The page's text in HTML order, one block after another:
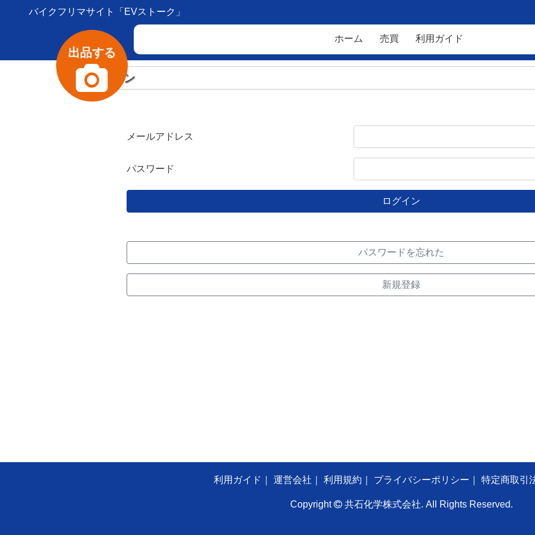
バイクフリマサイト「EVストーク」
ホーム 売買 利用ガイド
出品する
ログイン
メールアドレス
パスワード
ログイン
パスワードを忘れた
新規登録
利用ガイド 運営会社 利用規約 プライバシーポリシー 特定商取引
Copyright 共石化学株式会社. All Rights Reserved.